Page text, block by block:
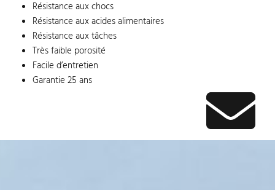
Résistance aux chocs
Résistance aux acides alimentaires
Résistance aux tâches
Très faible porosité
Facile d’entretien
Garantie 25 ans